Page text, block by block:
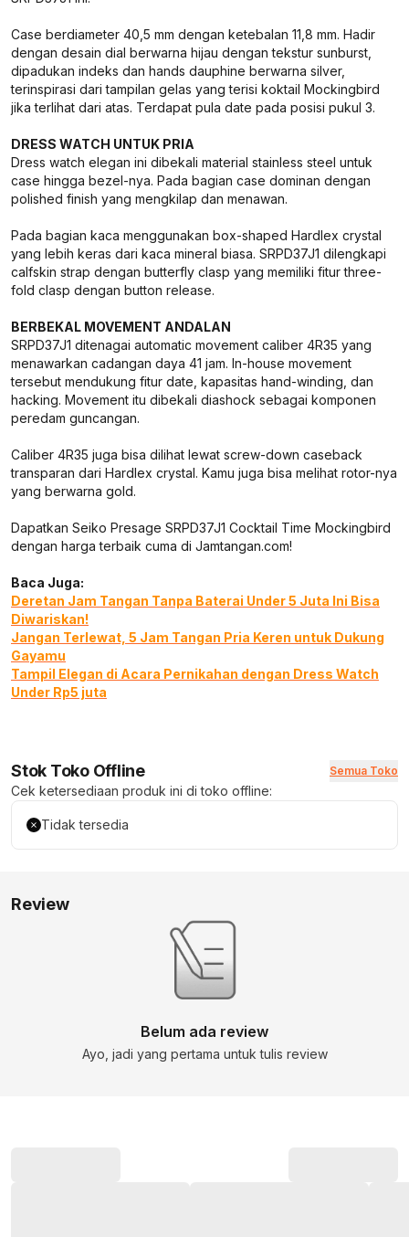
Case berdiameter 40,5 mm dengan ketebalan 11,8 mm. Hadir
dengan desain dial berwarna hijau dengan tekstur sunburst,
dipadukan indeks dan hands dauphine berwarna silver,
terinspirasi dari tampilan gelas yang terisi koktail Mockingbird
jika terlihat dari atas. Terdapat pula date pada posisi pukul 3.
DRESS WATCH UNTUK PRIA
Dress watch elegan ini dibekali material stainless steel untuk
case hingga bezel-nya. Pada bagian case dominan dengan
polished finish yang mengkilap dan menawan.
Pada bagian kaca menggunakan box-shaped Hardlex crystal
yang lebih keras dari kaca mineral biasa. SRPD37J1 dilengkapi
calfskin strap dengan butterfly clasp yang memiliki fitur three-
fold clasp dengan button release.
BERBEKAL MOVEMENT ANDALAN
SRPD37J1 ditenagai automatic movement caliber 4R35 yang
menawarkan cadangan daya 41 jam. In-house movement
tersebut mendukung fitur date, kapasitas hand-winding, dan
hacking. Movement itu dibekali diashock sebagai komponen
peredam guncangan.
Caliber 4R35 juga bisa dilihat lewat screw-down caseback
transparan dari Hardlex crystal. Kamu juga bisa melihat rotor-nya
yang berwarna gold.
Dapatkan Seiko Presage SRPD37J1 Cocktail Time Mockingbird
dengan harga terbaik cuma di Jamtangan.com!
Baca Juga:
Deretan Jam Tangan Tanpa Baterai Under 5 Juta Ini Bisa
Diwariskan!
Jangan Terlewat, 5 Jam Tangan Pria Keren untuk Dukung
Gayamu
Tampil Elegan di Acara Pernikahan dengan Dress Watch
Under Rp5 juta
Stok Toko Offline Semua Toko
Cek ketersediaan produk ini di toko offline:
Tidak tersedia
Review
Belum ada review
Ayo, jadi yang pertama untuk tulis review